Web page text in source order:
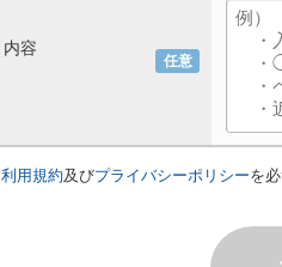
任意
内容
利用規約及びプライバシーポリシーを